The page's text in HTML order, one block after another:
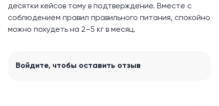
десятки кейсов тому в подтверждение. Вместе с
соблюдением правил правильного питания, спокойно
можно похудеть на 2–5 кг в месяц.
Войдите, чтобы оставить отзыв